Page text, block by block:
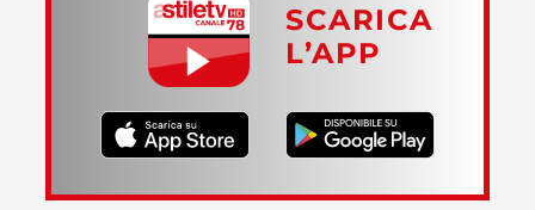
SCARICA
L’APP